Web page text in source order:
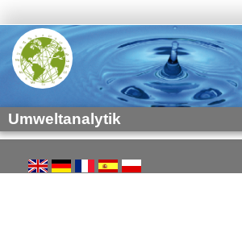
Umweltanalytik